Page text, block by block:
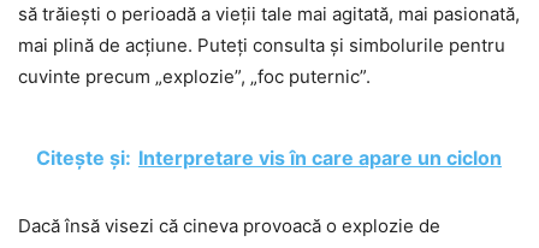
să trăiești o perioadă a vieții tale mai agitată, mai pasionată,
mai plină de acțiune. Puteți consulta și simbolurile pentru
cuvinte precum „explozie”, „foc puternic”.
Citește și: Interpretare vis în care apare un ciclon
Dacă însă visezi că cineva provoacă o explozie de